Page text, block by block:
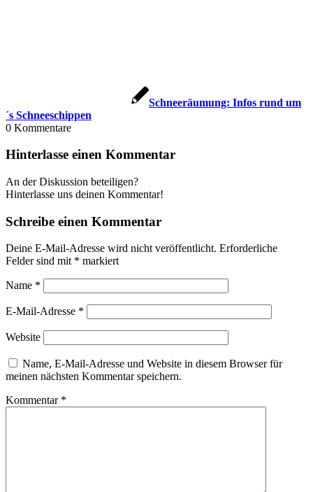
Schneeräumung: Infos rund um
´s Schneeschippen
0 Kommentare
Hinterlasse einen Kommentar
An der Diskussion beteiligen?
Hinterlasse uns deinen Kommentar!
Schreibe einen Kommentar
Deine E-Mail-Adresse wird nicht veröffentlicht. Erforderliche
Felder sind mit * markiert
Name *
E-Mail-Adresse *
Website
Name, E-Mail-Adresse und Website in diesem Browser für
meinen nächsten Kommentar speichern.
Kommentar *